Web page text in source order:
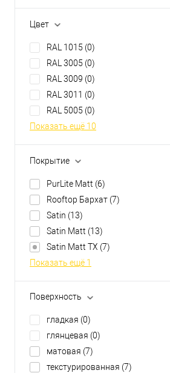
металлочерепица(7)
Цвет
RAL 1015 (0)
RAL 3005 (0)
RAL 3009 (0)
RAL 3011 (0)
RAL 5005 (0)
Показать ещё 10
Покрытие
PurLite Matt (6)
Rooftop Бархат (7)
Satin (13)
Satin Matt (13)
Satin Matt TX (7)
Показать ещё 1
Поверхность
гладкая (0)
глянцевая (0)
матовая (7)
текстурированная (7)